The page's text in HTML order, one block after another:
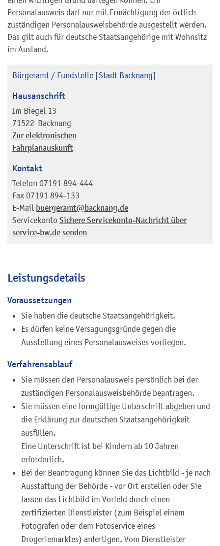
Personalausweis darf nur mit Ermächtigung der örtlich
zuständigen Personalausweisbehörde ausgestellt werden.
Das gilt auch für deutsche Staatsangehörige mit Wohnsitz
im Ausland.
Bürgeramt / Fundstelle [Stadt Backnang]
Hausanschrift
Im Biegel 13
71522 Backnang
Zur elektronischen
Fahrplanauskunft
Kontakt
Telefon 07191 894-444
Fax 07191 894-133
E-Mail buergeramt@backnang.de
Servicekonto Sichere Servicekonto-Nachricht über
service-bw.de senden
Leistungsdetails
Voraussetzungen
Sie haben die deutsche Staatsangehörigkeit.
Es dürfen keine Versagungsgründe gegen die
Ausstellung eines Personalausweises vorliegen.
Verfahrensablauf
Sie müssen den Personalausweis persönlich bei der
zuständigen Personalausweisbehörde beantragen.
Sie müssen eine formgültige Unterschrift abgeben und
die Erklärung zur deutschen Staatsangehörigkeit
ausfüllen.
Eine Unterschrift ist bei Kindern ab 10 Jahren
erforderlich.
Bei der Beantragung können Sie das Lichtbild - je nach
Ausstattung der Behörde - vor Ort erstellen oder Sie
lassen das Lichtbild im Vorfeld durch einen
zertifizierten Dienstleister (zum Beispiel einem
Fotografen oder dem Fotoservice eines
Drogeriemarktes) anfertigen. Vom Dienstleister